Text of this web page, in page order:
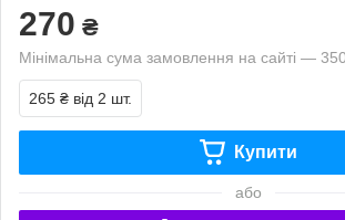
270 ₴
Мінімальна сума замовлення на сайті —
265 ₴ від 2 шт.
Купити
або